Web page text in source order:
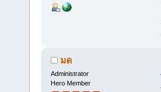
มด
Administrator
Hero Member